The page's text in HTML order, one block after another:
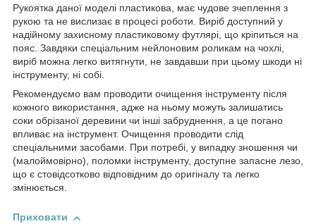
Рукоятка даної моделі пластикова, має чудове зчеплення з
рукою та не вислизає в процесі роботи. Виріб доступний у
надійному захисному пластиковому футлярі, що кріпиться на
пояс. Завдяки спеціальним нейлоновим роликам на чохлі,
виріб можна легко витягнути, не завдавши при цьому шкоди ні
інструменту, ні собі.
Рекомендуємо вам проводити очищення інструменту після
кожного використання, адже на ньому можуть залишатись
соки обрізаної деревини чи інші забруднення, а це погано
впливає на інструмент. Очищення проводити слід
спеціальними засобами. При потребі, у випадку зношення чи
(малоймовірно), поломки інструменту, доступне запасне лезо,
що є стовідсотково відповідним до оригіналу та легко
змінюється.
Приховати